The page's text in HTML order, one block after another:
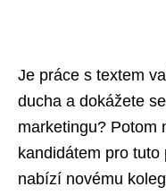
Je práce s textem
ducha a dokážete
marketingu? Potom
kandidátem pro tuto
nabízí novému